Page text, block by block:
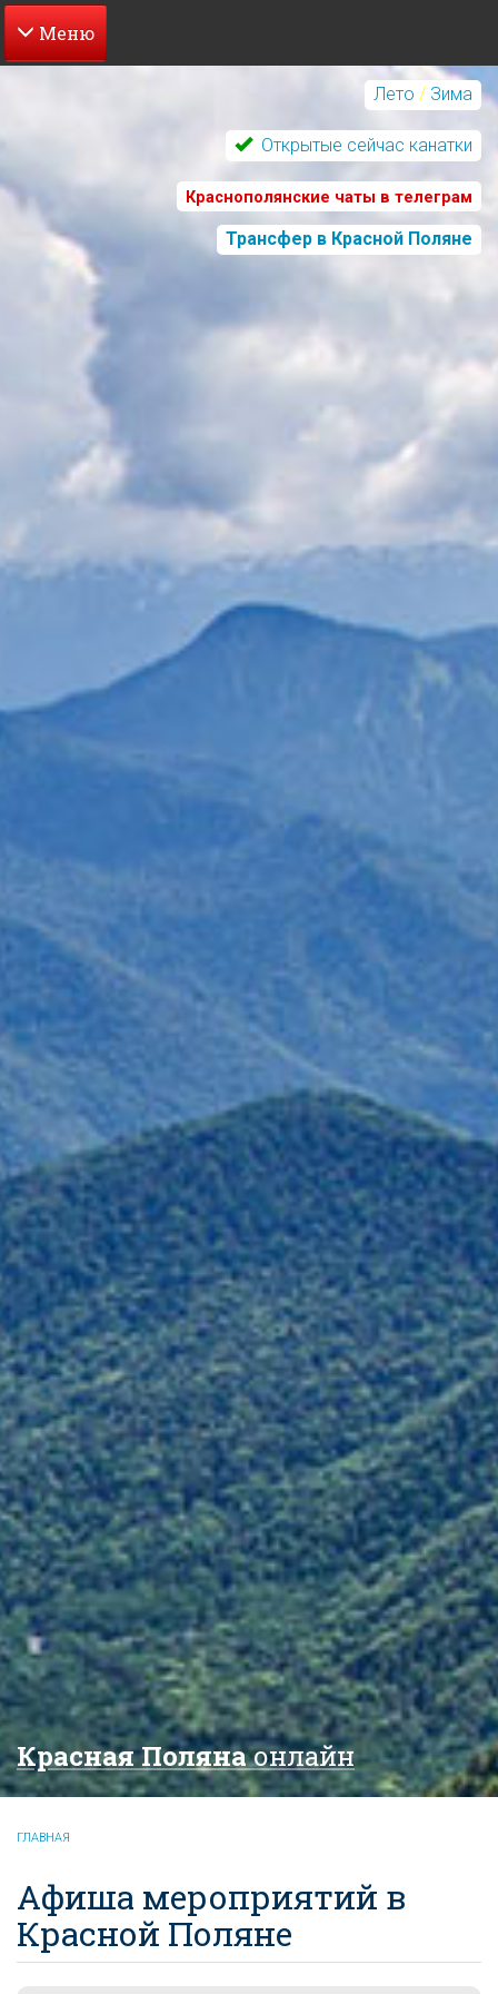
Перейти
содержанию
Лето / Зима
Открытые сейчас канатки
Краснополянские чаты в телеграм
Трансфер в Красной Поляне
Красная Полянаонлайн
ГЛАВНАЯ
Афиша мероприятий в
Красной Поляне